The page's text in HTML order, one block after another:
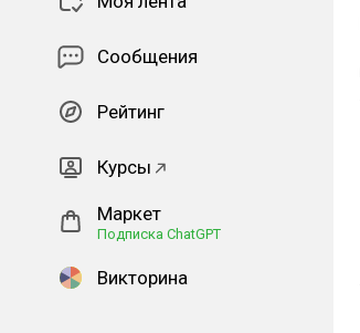
Сообщения
Рейтинг
Курсы
Маркет
Подписка ChatGPT
Викторина